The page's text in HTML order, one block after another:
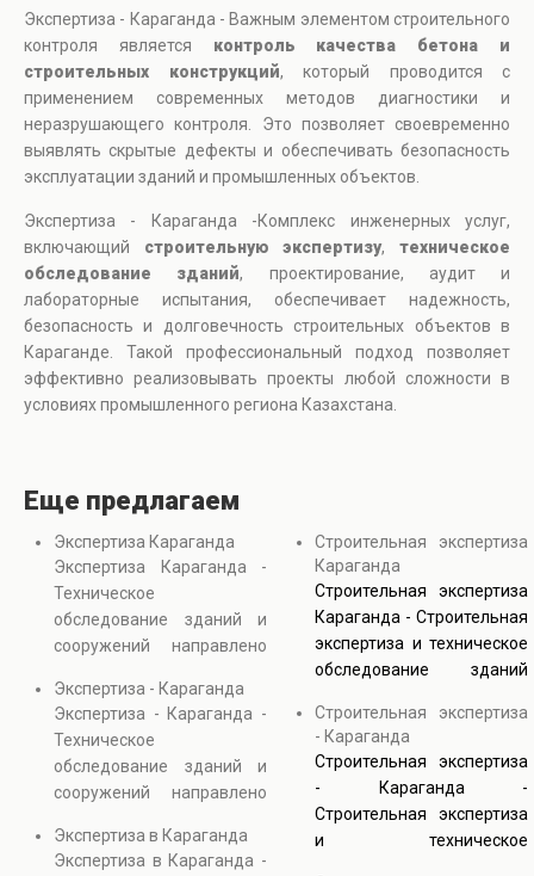
Экспертиза - Караганда - Важным элементом строительного
контроля является контроль качества бетона и
строительных конструкций, который проводится с
применением современных методов диагностики и
неразрушающего контроля. Это позволяет своевременно
выявлять скрытые дефекты и обеспечивать безопасность
эксплуатации зданий и промышленных объектов.
Экспертиза - Караганда -Комплекс инженерных услуг,
включающий строительную экспертизу,техническое
обследование зданий, проектирование, аудит и
лабораторные испытания, обеспечивает надежность,
безопасность и долговечность строительных объектов в
Караганде. Такой профессиональный подход позволяет
эффективно реализовывать проекты любой сложности в
условиях промышленного региона Казахстана.
Еще предлагаем
Экспертиза Караганда
Экспертиза Караганда -
Техническое
обследование зданий и
сооружений направлено
фактического состояния
конструкций и
инженерных систем.
Строительная экспертиза
включает диагностику
повреждений, анализ
прочности элементов и
Экспертиза - Караганда
Экспертиза - Караганда -
Техническое
обследование зданий и
сооружений направлено
фактического состояния
конструкций и
Экспертиза в Караганда
Экспертиза в Караганда -
Строительная экспертиза
Караганда
Строительная экспертиза
Караганда - Строительная
экспертиза и техническое
обследование зданий
точную информацию о
фактическом состоянии
объекта недвижимости.
Проводится анализ
фундаментов, стен,
Строительная экспертиза
- Караганда
Строительная экспертиза
- Караганда -
Строительная экспертиза
и техническое